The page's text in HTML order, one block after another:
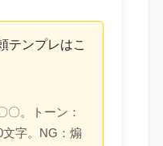
テンプレはこ
〇。トーン：
字。NG：煽